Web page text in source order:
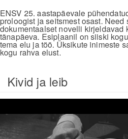
ENSV 25. aastapäevale
proloogist ja seitsmest osast. Need
dokumentaalset novelli kirjeldavad
tänapäeva. Esiplaanil on siiski
tema elu ja töö. Üksikute inimeste
kogu rahva elust.
Kivid ja leib